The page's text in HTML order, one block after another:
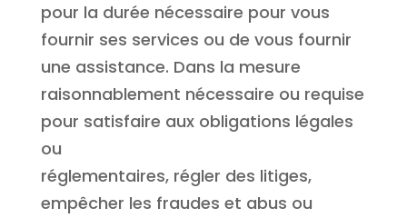
pour la durée nécessaire pour vous
fournir ses services ou de vous fournir
une assistance. Dans la mesure
raisonnablement nécessaire ou requise
pour satisfaire aux obligations légales
ou
réglementaires, régler des litiges,
empêcher les fraudes et abus ou